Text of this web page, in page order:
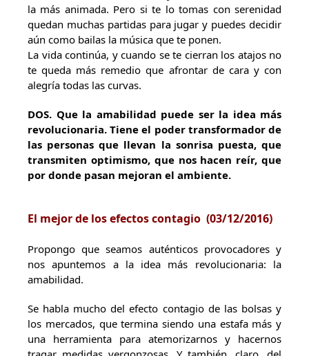
la más animada. Pero si te lo tomas con serenidad
quedan muchas partidas para jugar y puedes decidir
aún como bailas la música que te ponen.
La vida continúa, y cuando se te cierran los atajos no
te queda más remedio que afrontar de cara y con
alegría todas las curvas.
DOS. Que la amabilidad puede ser la idea más
revolucionaria. Tiene el poder transformador de
las personas que llevan la sonrisa puesta, que
transmiten optimismo, que nos hacen reír, que
por donde pasan mejoran el ambiente.
El mejor de los efectos contagio (03/12/2016)
Propongo que seamos auténticos provocadores y
nos apuntemos a la idea más revolucionaria: la
amabilidad.
Se habla mucho del efecto contagio de las bolsas y
los mercados, que termina siendo una estafa más y
una herramienta para atemorizarnos y hacernos